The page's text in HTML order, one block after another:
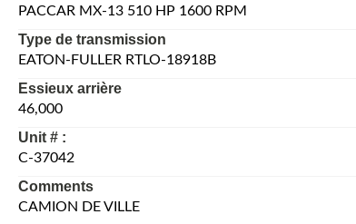
PACCAR MX-13 510 HP 1600 RPM
Type de transmission
EATON-FULLER RTLO-18918B
Essieux arrière
46,000
Unit # :
C-37042
Comments
CAMION DE VILLE